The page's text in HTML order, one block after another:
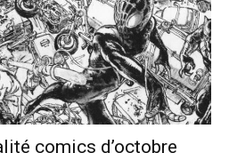
comics d’octobre